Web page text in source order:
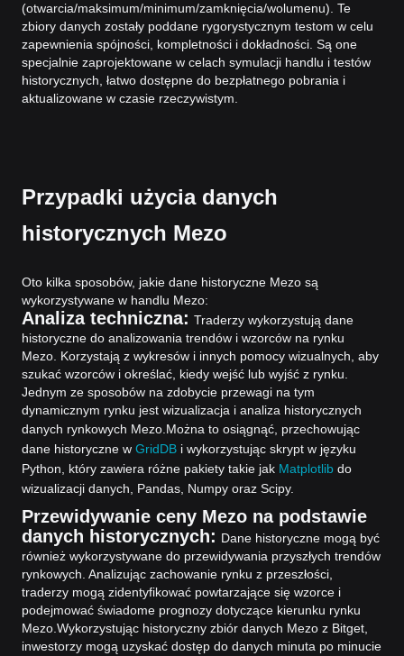
(otwarcia/maksimum/minimum/zamknięcia/wolumenu). Te
zbiory danych zostały poddane rygorystycznym testom w celu
zapewnienia spójności, kompletności i dokładności. Są one
specjalnie zaprojektowane w celach symulacji handlu i testów
historycznych, łatwo dostępne do bezpłatnego pobrania i
aktualizowane w czasie rzeczywistym.
Przypadki użycia danych
historycznych Mezo
Oto kilka sposobów, jakie dane historyczne Mezo są
wykorzystywane w handlu Mezo:
Analiza techniczna: Traderzy wykorzystują dane
historyczne do analizowania trendów i wzorców na rynku
Mezo. Korzystają z wykresów i innych pomocy wizualnych, aby
szukać wzorców i określać, kiedy wejść lub wyjść z rynku.
Jednym ze sposobów na zdobycie przewagi na tym
dynamicznym rynku jest wizualizacja i analiza historycznych
danych rynkowych Mezo. Można to osiągnąć, przechowując
dane historyczne w GridDB i wykorzystując skrypt w języku
Python, który zawiera różne pakiety takie jak Matplotlib do
wizualizacji danych, Pandas, Numpy oraz Scipy.
Przewidywanie ceny Mezo na podstawie
danych historycznych: Dane historyczne mogą być
również wykorzystywane do przewidywania przyszłych trendów
rynkowych. Analizując zachowanie rynku z przeszłości,
traderzy mogą zidentyfikować powtarzające się wzorce i
podejmować świadome prognozy dotyczące kierunku rynku
Mezo. Wykorzystując historyczny zbiór danych Mezo z Bitget,
inwestorzy mogą uzyskać dostęp do danych minuta po minucie